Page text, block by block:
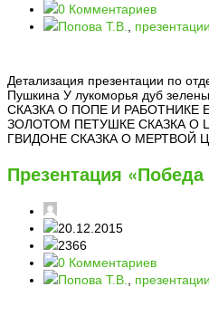
0 Комментариев
Попова Т.В.
презентации
Детализация презентации по
Пушкина У лукоморья дуб
СКАЗКА О ПОПЕ И РАБОТНИКЕ
ЗОЛОТОМ ПЕТУШКЕ СКАЗКА О
ГВИДОНЕ СКАЗКА О МЕРТВОЙ
Презентация
20.12.2015
2366
0 Комментариев
Попова Т.В.
презентации